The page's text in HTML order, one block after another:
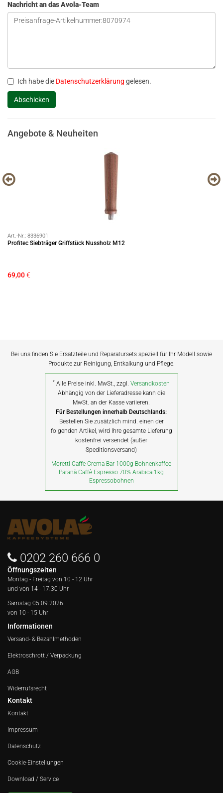
Nachricht an das Avola-Team
Ich habe die Datenschutzerklärung gelesen.
Angebote & Neuheiten
Art.-Nr.: 8336901
Profitec Siebträger Griffstück Nussholz M12
69,00€
Bei uns finden Sie Ersatzteile und Reparatursets speziell für Ihr Modell sowie
Produkte zur Reinigung, Entkalkung und Pflege.
* Alle Preise inkl. MwSt., zzgl.Versandkosten
Abhängig von der Lieferadresse kann die
MwSt. an der Kasse variieren.
Für Bestellungen innerhalb Deutschlands:
Bestellen Sie zusätzlich mind. einen der
folgenden Artikel, wird Ihre gesamte Lieferung
kostenfrei versendet (außer
Speditionsversand)
Moretti Caffe Crema Bar 1000g Bohnenkaffee
Paranà Caffè Espresso 70% Arabica 1kg
Espressobohnen
0202 260 666 0
Öffnungszeiten
Montag - Freitag von 10 - 12 Uhr
und von 14 - 17:30 Uhr
Samstag 05.09.2026
von 10 - 15 Uhr
Informationen
Versand- & Bezahlmethoden
Elektroschrott / Verpackung
AGB
Widerrufsrecht
Kontakt
Kontakt
Impressum
Datenschutz
Cookie-Einstellungen
Download / Service